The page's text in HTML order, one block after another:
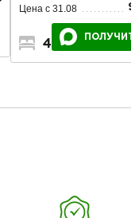
Цена с 31.08 9
4